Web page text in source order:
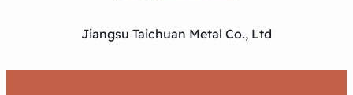
Jiangsu Taichuan Metal Co., Ltd